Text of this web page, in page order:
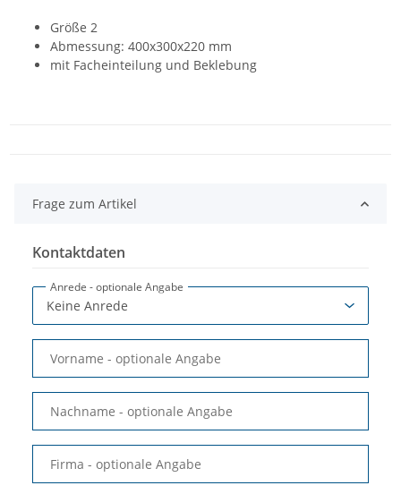
Größe 2
Abmessung: 400x300x220 mm
mit Facheinteilung und Beklebung
Frage zum Artikel
Kontaktdaten
Anrede - optionale Angabe
Vorname - optionale Angabe
Nachname - optionale Angabe
Firma - optionale Angabe